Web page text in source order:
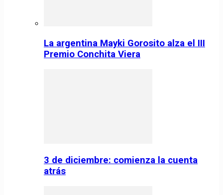
La argentina Mayki Gorosito alza el III
Premio Conchita Viera
3 de diciembre: comienza la cuenta
atrás